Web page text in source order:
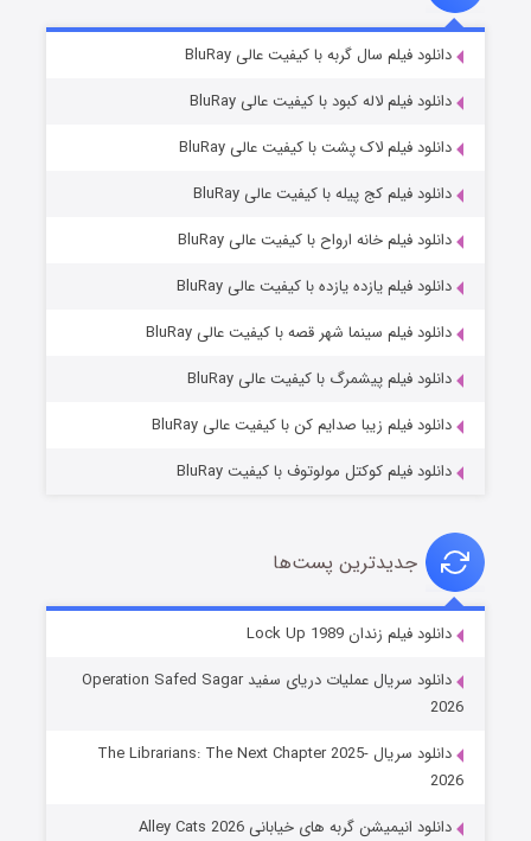
قسمت۶ (زیرنویس) منتشر شد
شوهر
دانلود فیلم سال گربه با کیفیت عالی BluRay
دانلود فیلم لاله کبود با کیفیت عالی BluRay
دانلود فیلم لاک پشت با کیفیت عالی BluRay
دانلود فیلم کج‌ پیله با کیفیت عالی BluRay
دانلود فیلم خانه ارواح با کیفیت عالی BluRay
دانلود فیلم یازده یازده با کیفیت عالی BluRay
دانلود فیلم سینما شهر قصه با کیفیت عالی BluRay
دانلود فیلم پیشمرگ با کیفیت عالی BluRay
دانلود فیلم زیبا صدایم کن با کیفیت عالی BluRay
دانلود فیلم کوکتل مولوتوف با کیفیت BluRay
جدیدترین پست‌ها
دانلود فیلم زندان Lock Up 1989
دانلود سریال عملیات دریای سفید Operation Safed Sagar
2026
دانلود سریال The Librarians: The Next Chapter 2025-
2026
دانلود انیمیشن گربه های خیابانی Alley Cats 2026